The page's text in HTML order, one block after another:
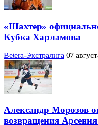
«Шахтер»
Кубка Харламова
Betera-Экстралига 07
Александр Морозов
возвращения